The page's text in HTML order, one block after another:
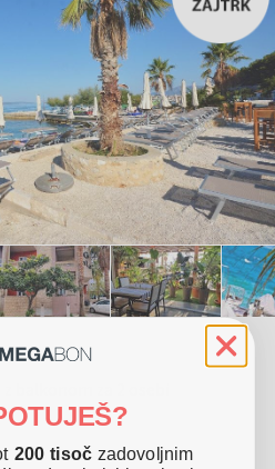
200 tisoč zadovoljnim